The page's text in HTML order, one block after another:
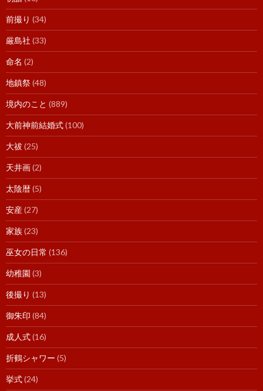
前撮り (34)
厳島社 (33)
命名 (2)
地鎮祭(48)
境内のこと (889)
大前神前結婚式(100)
大祓(25)
天井画(2)
太陰暦(5)
安産(27)
家族(23)
巫女の日常 (136)
幼稚園 (3)
後撮り (13)
御朱印 (84)
成人式(16)
折鶴シャワー (5)
挙式(24)